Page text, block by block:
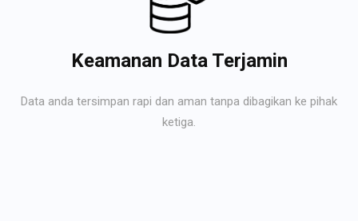
Keamanan Data Terjamin
Data anda tersimpan rapi dan aman tanpa dibagikan ke pihak
ketiga.